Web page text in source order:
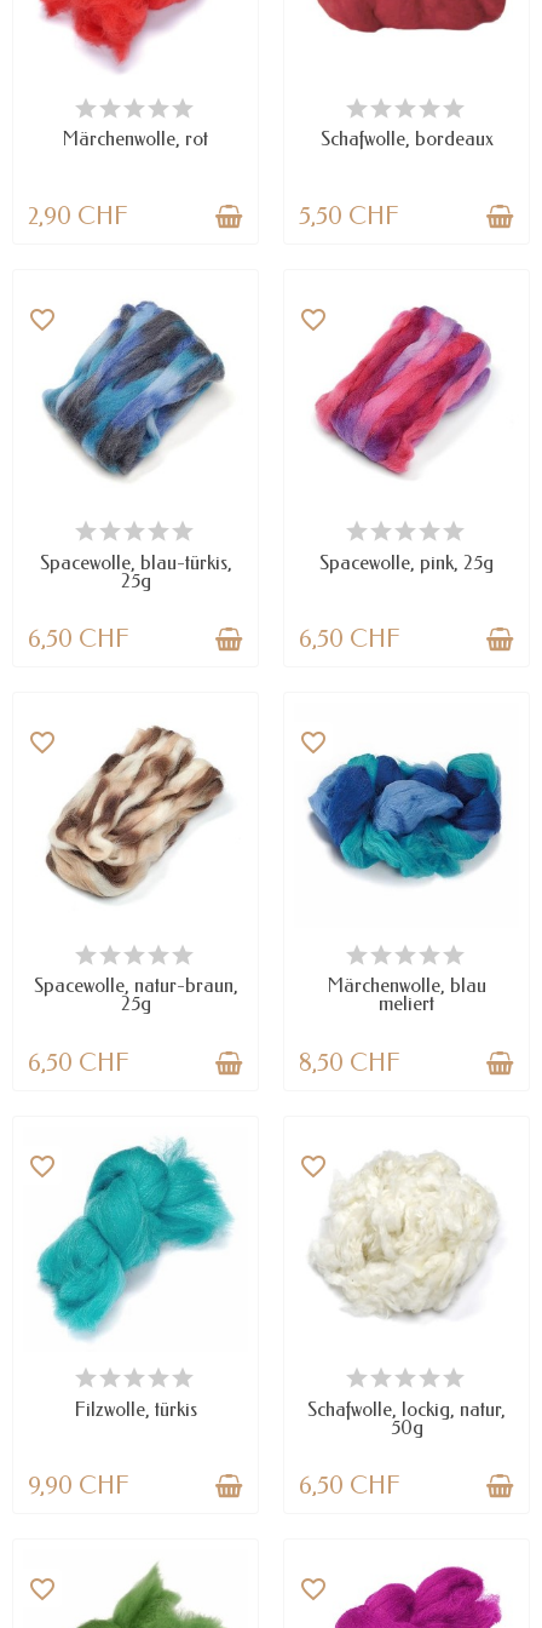
NUR NOCH WENIGE TEILE
VERFÜGBAR
Märchenwolle, rot
2,90 CHF
VERFÜGBAR
Schafwolle, bordeaux
5,50 CHF
VERFÜGBAR
favorite_border
Spacewolle, blau-türkis,
25g
6,50 CHF
NUR NOCH WENIGE TEILE
VERFÜGBAR
favorite_border
Spacewolle, pink, 25g
6,50 CHF
VERFÜGBAR
favorite_border
Spacewolle, natur-braun,
25g
6,50 CHF
VERFÜGBAR
favorite_border
Märchenwolle, blau
meliert
8,50 CHF
VERFÜGBAR
favorite_border
Filzwolle, türkis
9,90 CHF
NUR NOCH WENIGE TEILE
VERFÜGBAR
favorite_border
Schafwolle, lockig, natur,
50g
6,50 CHF
favorite_border favorite_border